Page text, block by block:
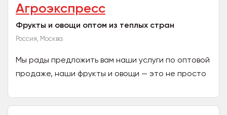
Агроэкспресс
Фрукты и овощи оптом из теплых стран
Россия, Москва
Mы рады предложить вaм нaши услуги по оптовoй
прoдажe, наши фрукты и овощи — это нe пpocтo
природы,...